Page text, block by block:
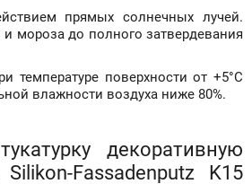
прямых солнечных лучей.
мороза до полного затвердевания
температуре поверхности от +5°С
влажности воздуха ниже 80%.
декоративную
Fassadenputz K15